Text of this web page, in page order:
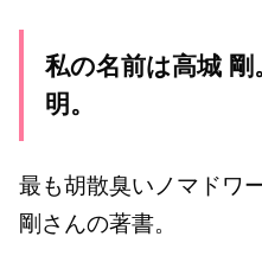
私の名前は高城 剛
明。
最も胡散臭いノマドワ
剛さんの著書。